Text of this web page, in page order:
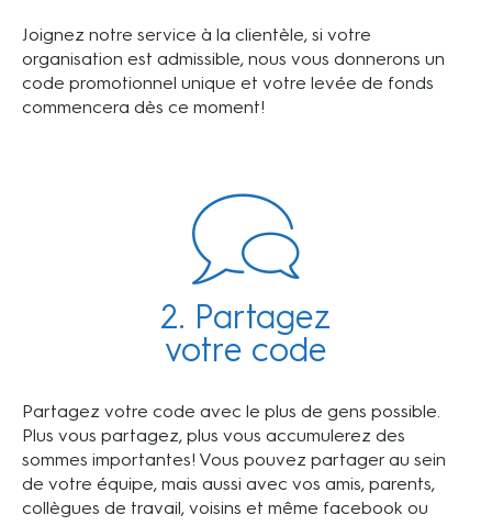
Joignez notre service à la clientèle, si votre
organisation est admissible, nous vous donnerons un
code promotionnel unique et votre levée de fonds
commencera dès ce moment!
2. Partagez
votre code
Partagez votre code avec le plus de gens possible.
Plus vous partagez, plus vous accumulerez des
sommes importantes! Vous pouvez partager au sein
de votre équipe, mais aussi avec vos amis, parents,
collègues de travail, voisins et même facebook ou